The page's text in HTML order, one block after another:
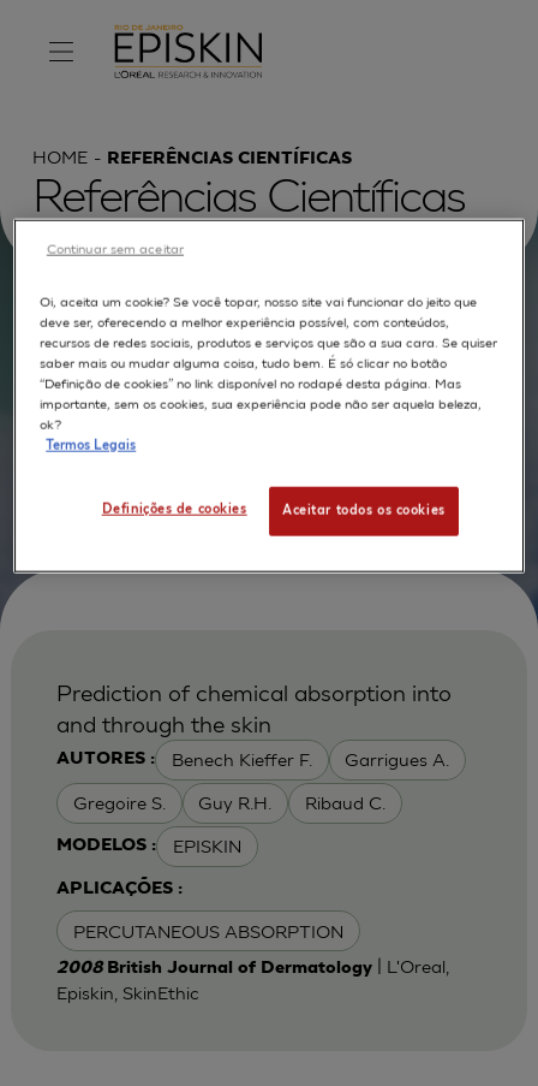
HOME REFERÊNCIAS CIENTÍFICAS
Referências Científicas
Procurar por :
TEXTO COMPLETO MODELOS APLICAÇÕES
AUTORES
AUTORES : Benech Kieffer F. Garrigues A.
Gregoire S. Guy R.H. Ribaud C.
MODELOS : EPISKIN
APLICAÇÕES :
PERCUTANEOUS ABSORPTION
Prediction of chemical absorption into
and through the skin
2008 British Journal of Dermatology| L'Oreal,
Episkin, SkinEthic
Oi, aceita um cookie? Se você topar, nosso site vai funcionar do jeito que
deve ser, oferecendo a melhor experiência possível, com conteúdos,
recursos de redes sociais, produtos e serviços que são a sua cara. Se quiser
saber mais ou mudar alguma coisa, tudo bem. É só clicar no botão
“Definição de cookies” no link disponível no rodapé desta página. Mas
importante, sem os cookies, sua experiência pode não ser aquela beleza,
ok?
Termos Legais
Definições de cookies Aceitar todos os cookies
Continuar sem aceitar